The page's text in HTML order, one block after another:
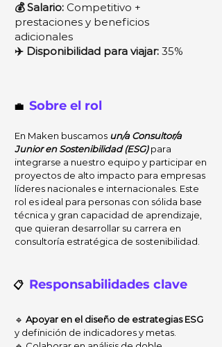
💰 Salario: Competitivo +
prestaciones y beneficios
adicionales
✈️ Disponibilidad para viajar: 35%​
💼 Sobre el rol
En Maken buscamos un/a Consultor/a
Junior en Sostenibilidad (ESG)para
integrarse a nuestro equipo y participar en
proyectos de alto impacto para empresas
líderes nacionales e internacionales. Este
rol es ideal para personas con sólida base
técnica y gran capacidad de aprendizaje,
que quieran desarrollar su carrera en
consultoría estratégica de sostenibilidad.
📋 Responsabilidades clave
🔹 Apoyar en el diseño de estrategias ESG
y definición de indicadores y metas.